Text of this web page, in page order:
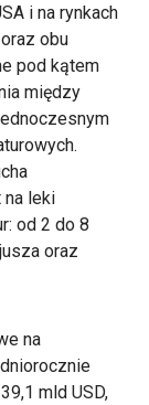
i na rynkach
obu
pod kątem
między
na leki
od 2 do 8
oraz
na
mld USD,